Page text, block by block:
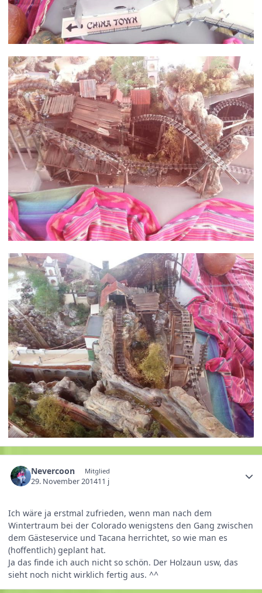
Nevercoon Mitglied
29. November 201411 j
Ich wäre ja erstmal zufrieden, wenn man nach dem
Wintertraum bei der Colorado wenigstens den Gang zwischen
dem Gästeservice und Tacana herrichtet, so wie man es
(hoffentlich) geplant hat.
Ja das finde ich auch nicht so schön. Der Holzaun usw, das
sieht noch nicht wirklich fertig aus. ^^